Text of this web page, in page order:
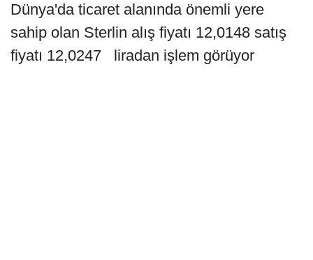
Dünya'da ticaret alanında önemli yere
sahip olan Sterlin alış fiyatı 12,0148 satış
fiyatı 12,0247 liradan işlem görüyor